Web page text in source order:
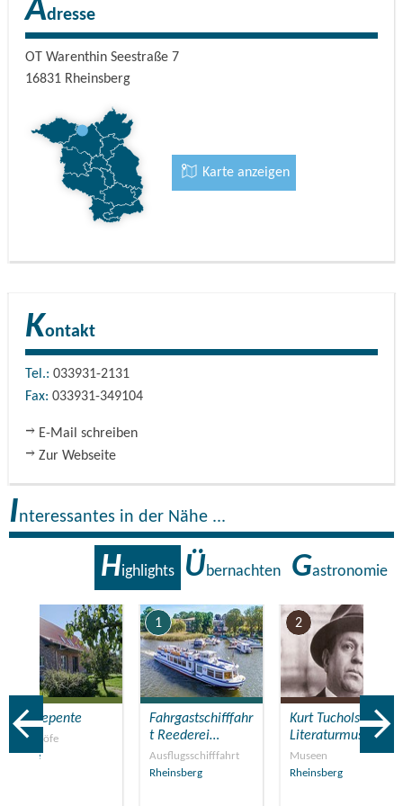
Adresse
OT Warenthin Seestraße 7
16831 Rheinsberg
Karte anzeigen
Kontakt
Tel.: 033931-2131
Fax: 033931-349104
E-Mail schreiben
Zur Webseite
Interessantes in der Nähe ...
Highlights Übernachten Gastronomie
Hof Repente
Reiterhöfe
Luhme
1
Fahrgastschifffahr
t Reederei…
Ausflugsschifffahrt
Rheinsberg
2
Kurt Tucholsky
Literaturmuseum
Museen
Rheinsberg